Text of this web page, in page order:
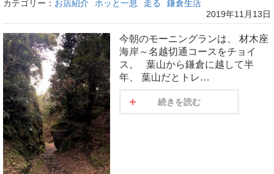
カテゴリー： お店紹介 ホッと一息 走る
鎌倉生活
2019年11月13日
今朝のモーニングランは、 材木座
海岸～名越切通コースをチョイ
ス。 葉山から鎌倉に越して半
年、 葉山だとトレ…
続きを読む